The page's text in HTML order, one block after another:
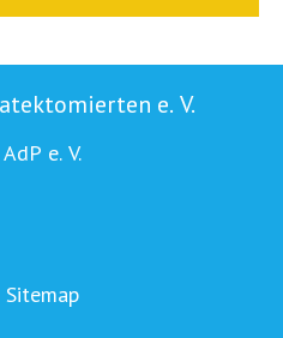
e. V.
e. V.
Sitemap